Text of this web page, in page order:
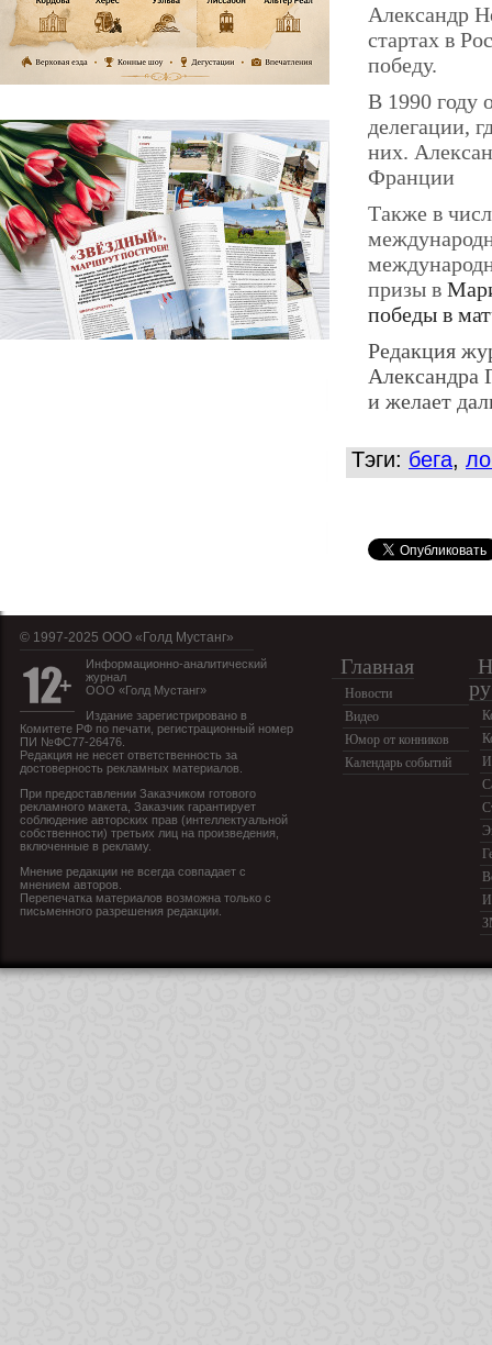
Александр
стартах в
победу.
В 1990 году
делегации,
них.
Франции
Также в
призы в
победы в
Редакция
Александра
и желает
Тэги: бега,
© 1997-2025 OOO «Голд Мустанг»
Информационно-аналитический
журнал
ООО «Голд Мустанг»
Издание зарегистрировано в
Комитете РФ по печати, регистрационный номер
ПИ №ФС77-26476.
Редакция не несет ответственность за
достоверность рекламных материалов.
При предоставлении Заказчиком готового
рекламного макета, Заказчик гарантирует
соблюдение авторских прав (интеллектуальной
собственности) третьих лиц на произведения,
включенные в рекламу.
Мнение редакции не всегда совпадает с
мнением авторов.
Перепечатка материалов возможна только с
письменного разрешения редакции.
Главная
Новости
Видео
Юмор от конников
Календарь событий